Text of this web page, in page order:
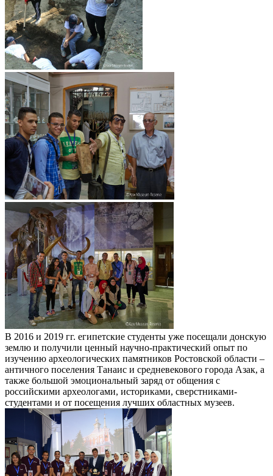
В 2016 и 2019 гг. египетские студенты уже посещали донскую
землю и получили ценный научно-практический опыт по
изучению археологических памятников Ростовской области –
античного поселения Танаис и средневекового города Азак, а
также большой эмоциональный заряд от общения с
российскими археологами, историками, сверстниками-
студентами и от посещения лучших областных музеев.